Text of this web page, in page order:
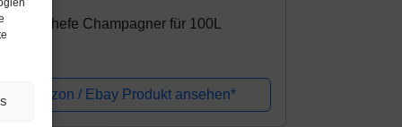
Champagner für 100L
Amazon / Ebay Produkt ansehen*